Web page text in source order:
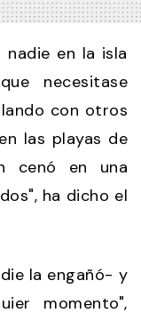
nadie en la isla
necesitase
con otros
las playas de
cenó en una
ha dicho el
la engañó- y
momento",